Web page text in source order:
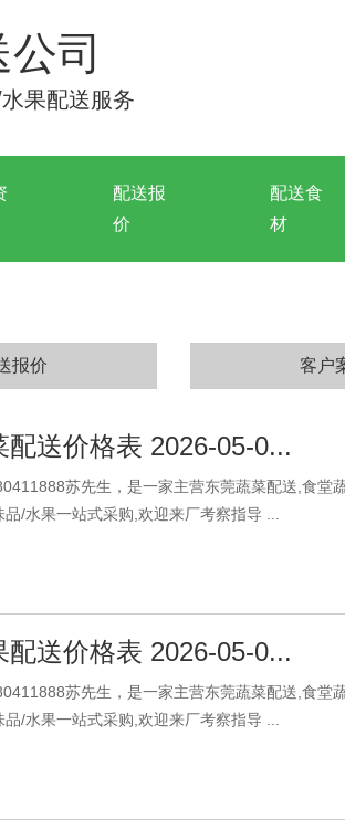
司
果配送服务
配送报
价
配送食
材
报价 客户
送价格表 2026-05-0...
苏先生，是一家主营东莞蔬菜配送,食堂
/水果一站式采购,欢迎来厂考察指导 ...
送价格表 2026-05-0...
苏先生，是一家主营东莞蔬菜配送,食堂
/水果一站式采购,欢迎来厂考察指导 ...